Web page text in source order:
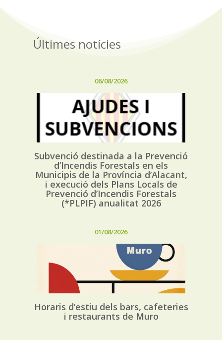
Últimes notícies
06/08/2026
Subvenció destinada a la Prevenció
d’Incendis Forestals en els
Municipis de la Província d’Alacant,
i execució dels Plans Locals de
Prevenció d’Incendis Forestals
(*PLPIF) anualitat 2026
01/08/2026
Horaris d’estiu dels bars, cafeteries
i restaurants de Muro